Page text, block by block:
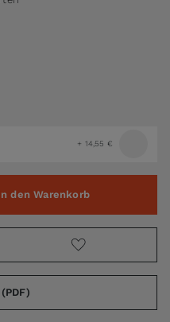
+ 14,55 €
den Warenkorb